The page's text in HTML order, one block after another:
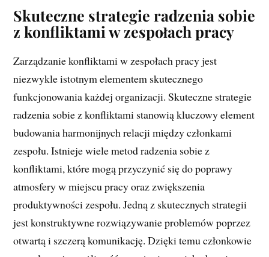
Skuteczne strategie radzenia sobie
z konfliktami w zespołach pracy
Zarządzanie konfliktami w zespołach pracy jest
niezwykle istotnym elementem skutecznego
funkcjonowania każdej organizacji. Skuteczne strategie
radzenia sobie z konfliktami stanowią kluczowy element
budowania harmonijnych relacji między członkami
zespołu. Istnieje wiele metod radzenia sobie z
konfliktami, które mogą przyczynić się do poprawy
atmosfery w miejscu pracy oraz zwiększenia
produktywności zespołu. Jedną z skutecznych strategii
jest konstruktywne rozwiązywanie problemów poprzez
otwartą i szczerą komunikację. Dzięki temu członkowie